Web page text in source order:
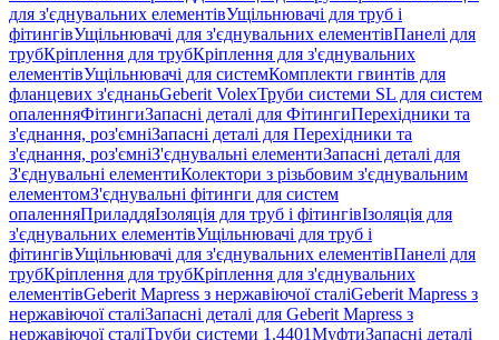
для з'єднувальних елементівУщільнювачі для труб і
фітингівУщільнювачі для з'єднувальних елементівПанелі для
трубКріплення для трубКріплення для з'єднувальних
елементівУщільнювачі для системКомплекти гвинтів для
фланцевих з'єднаньGeberit VolexТруби системи SL для систем
опаленняФітингиЗапасні деталі для ФітингиПерехідники та
з'єднання, роз'ємніЗапасні деталі для Перехідники та
з'єднання, роз'ємніЗ'єднувальні елементиЗапасні деталі для
З'єднувальні елементиКолектори з різьбовим з'єднувальним
елементомЗ'єднувальні фітинги для систем
опаленняПриладдяІзоляція для труб і фітингівІзоляція для
з'єднувальних елементівУщільнювачі для труб і
фітингівУщільнювачі для з'єднувальних елементівПанелі для
трубКріплення для трубКріплення для з'єднувальних
елементівGeberit Mapress з нержавіючої сталіGeberit Mapress з
нержавіючої сталіЗапасні деталі для Geberit Mapress з
нержавіючої сталіТруби системи 1.4401МуфтиЗапасні деталі